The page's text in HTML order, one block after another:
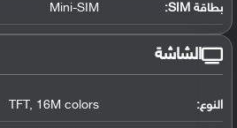
بطاقة SIM: Mini-SIM
الشاشة
النوع: TFT, 16M colors